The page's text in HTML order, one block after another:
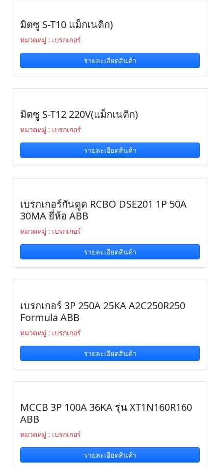
มิตซู S-T10 แม็กเนติก)
หมวดหมู่ : เบรกเกอร์
รายละเอียดสินค้า
มิตซู S-T12 220V(แม็กเนติก)
หมวดหมู่ : เบรกเกอร์
รายละเอียดสินค้า
เบรกเกอร์กันดูด RCBO DSE201 1P 50A
30MA ยี่ห้อ ABB
หมวดหมู่ : เบรกเกอร์
รายละเอียดสินค้า
เบรกเกอร์ 3P 250A 25KA A2C250R250
Formula ABB
หมวดหมู่ : เบรกเกอร์
รายละเอียดสินค้า
MCCB 3P 100A 36KA รุ่น XT1N160R160
ABB
หมวดหมู่ : เบรกเกอร์
รายละเอียดสินค้า